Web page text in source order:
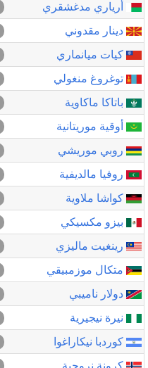
أرياري مدغشقري
دينار مقدوني
كيات ميانماري
توغروغ منغولي
باتاكا ماكاوية
أوقية موريتانية
روبي موريشي
روفيا مالديفية
كواشا ملاوية
بيزو مكسيكي
رينغيت ماليزي
متكال موزمبيقي
دولار ناميبي
نيرة نيجيرية
كوردبا نيكاراغوا
كرونة نروجية